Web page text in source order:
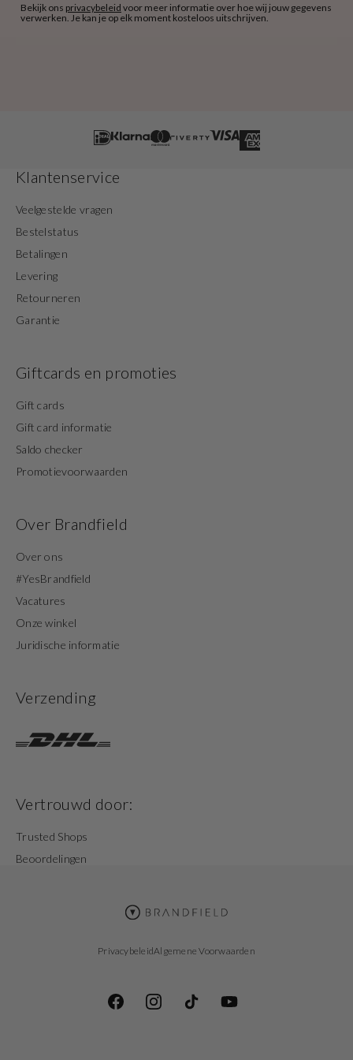
Bekijk ons privacybeleid voor meer informatie over hoe wij jouw gegevens
verwerken. Je kan je op elk moment kosteloos uitschrijven.
Klantenservice
Veelgestelde vragen
Bestelstatus
Betalingen
Levering
Retourneren
Garantie
Giftcards en promoties
Gift cards
Gift card informatie
Saldo checker
Promotievoorwaarden
Over Brandfield
Over ons
#YesBrandfield
Vacatures
Onze winkel
Juridische informatie
Verzending
Vertrouwd door:
Trusted Shops
Beoordelingen
PrivacybeleidAlgemene Voorwaarden
FacebookInstagramTikTok YouTube